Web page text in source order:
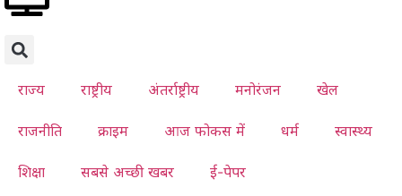
राज्य राष्ट्रीय अंतर्राष्ट्रीय मनोरंजन खेल
राजनीति क्राइम आज फोकस में धर्म स्वास्थ्य
शिक्षा सबसे अच्छी खबर ई-पेपर